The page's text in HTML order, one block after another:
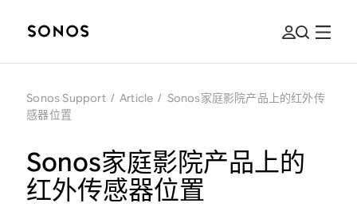
Sonos Support / Article / Sonos家庭影院产品上的红外传
感器位置
Sonos家庭影院产品上的
红外传感器位置